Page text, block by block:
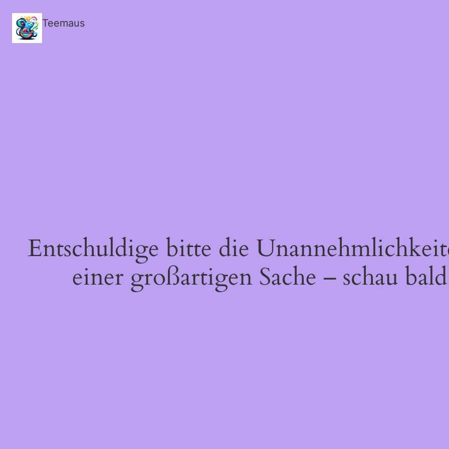
Teemaus
Entschuldige bitte die
einer großartigen Sache – schau